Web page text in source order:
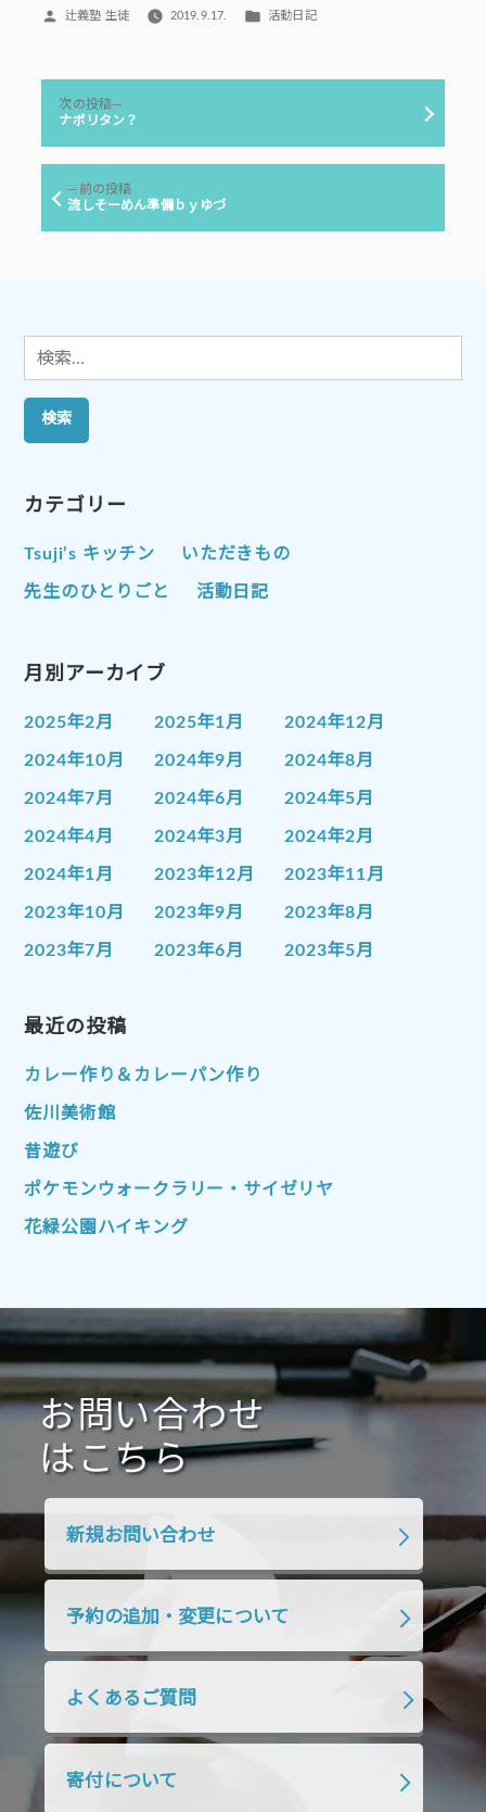
投
辻義塾 生徒 2019.9.17.
カ
リ
活動日記
ナ
ー
前の投稿前
の
流しそーめん準備ｂｙゆづ
次の投稿
の
ナポリタン？
検
索:
カテゴリー
Tsuji’s キッチン いただきもの
先生のひとりごと 活動日記
月別アーカイブ
2025年2月 2025年1月 2024年12月
2024年10月 2024年9月 2024年8月
2024年7月 2024年6月 2024年5月
2024年4月 2024年3月 2024年2月
2024年1月 2023年12月 2023年11月
2023年10月 2023年9月 2023年8月
2023年7月 2023年6月 2023年5月
2023年1月
2022年10月 2022年9月
2022年7月
2022年4月
2022年1月 2021年12月 2021年11月
2021年10月 2021年9月
2021年1月 2020年12月 2020年11月
2020年10月 2020年9月 2020年8月
2020年7月 2020年6月 2020年5月
2020年4月 2020年3月 2020年2月
2019年10月 2019年9月
2019年4月
2018年7月 2018年6月
2018年4月 2018年3月 2018年2月
2018年1月 2017年12月
最近の投稿
カレー作り＆カレーパン作り
佐川美術館
昔遊び
ポケモンウォークラリー・サイゼリヤ
花緑公園ハイキング
お問い合わせ
はこちら
新規お問い合わせ
予約の追加・変更について
よくあるご質問
寄付について